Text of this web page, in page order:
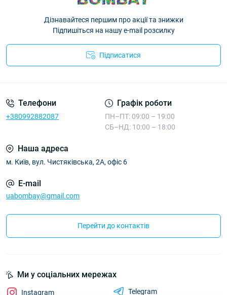
Дізнавайтеся першим про акції та знижки
Підпишіться на нашу e-mail розсилку
Підписатися
Телефони
+380992882087
Графік роботи
ПН–ПТ: 09:00 – 19:00
СБ–НД: 10:00 – 18:00
Наша адреса
м. Київ, вул. Чистяківська, 2А, офіс 6
E-mail
uabombay@gmail.com
Перейти до контактів
Ми у соціальних мережах
Instagram
Telegram